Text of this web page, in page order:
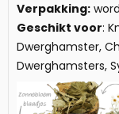
Verpakking:
Geschikt voor:
Dwerghamster,
Dwerghamsters,